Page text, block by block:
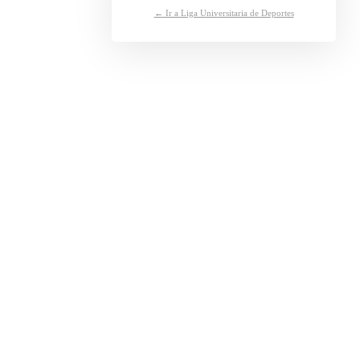
← Ir a Liga Universitaria de Deportes